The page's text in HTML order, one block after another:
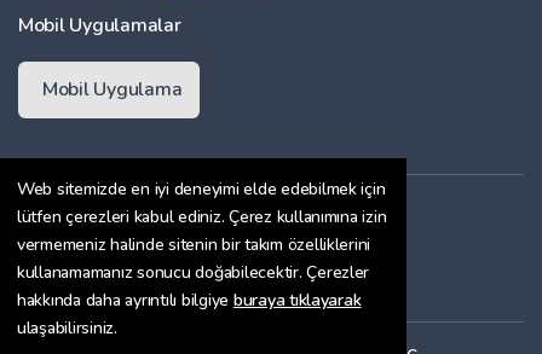
Web sitemizde en iyi deneyimi elde edebilmek için
lütfen çerezleri kabul ediniz. Çerez kullanımına izin
vermemeniz halinde sitenin bir takım özelliklerini
kullanamamanız sonucu doğabilecektir. Çerezler
hakkında daha ayrıntılı bilgiye buraya tıklayarak
ulaşabilirsiniz.
Mobil Uygulamalar
Mobil Uygulama
Üyelik Sözleşmesi
Çerez Politikası
Gizlilik Sözleşmesi